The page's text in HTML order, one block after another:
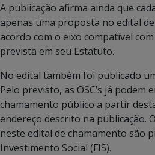
A publicação afirma ainda que
apenas uma proposta no edital
acordo com o eixo compatível
prevista em seu Estatuto.
No edital também foi publicado
Pelo previsto, as OSC’s já
chamamento público a partir
endereço descrito na publicação.
neste edital de chamamento são
Investimento Social (FIS).